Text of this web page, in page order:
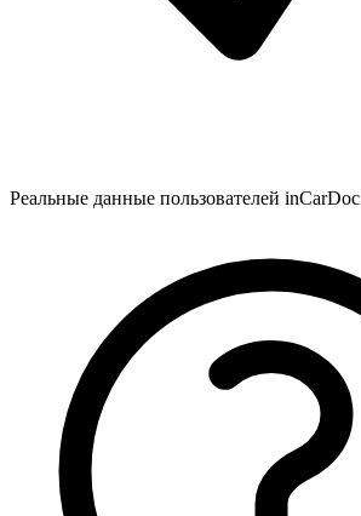
Реальные данные пользователей inCarDoc